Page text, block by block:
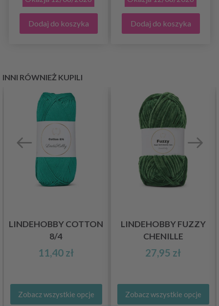
Dodaj do koszyka Dodaj do koszyka
INNI RÓWNIEŻ KUPILI
LINDEHOBBY COTTON
8/4
11,40 zł
Zobacz wszystkie opcje
LINDEHOBBY FUZZY
CHENILLE
27,95 zł
Zobacz wszystkie opcje